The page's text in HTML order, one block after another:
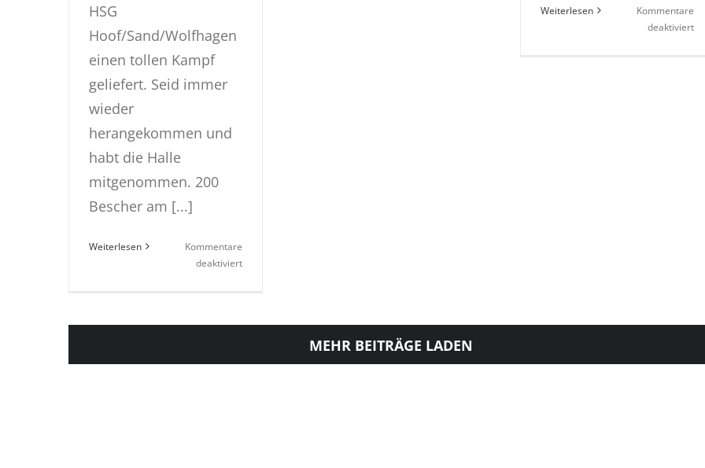
Weiterlesen
Kommentare
deaktiviertfür
HSG
Hoof/Sand/Wolfhagen
einen tollen Kampf
geliefert. Seid immer
wieder
herangekommen und
habt die Halle
mitgenommen. 200
Bescher am [...]
Weiterlesen
Kommentare
deaktiviertfür
HSG
Hoof/Sand/Wolfhagen
36:42
MEHR BEITRÄGE LADEN